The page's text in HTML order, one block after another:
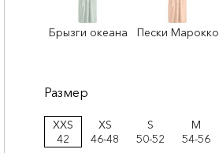
Брызги океана Пески Марокко
Размер
XXS
42
XS
46-48
S
50-52
M
54-56